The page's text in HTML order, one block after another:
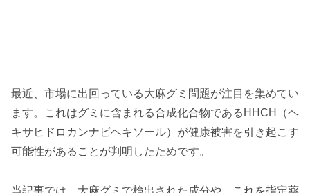
最近、市場に出回っている大麻グミ問題が注目を集めてい
ます。これはグミに含まれる合成化合物であるHHCH（ヘ
キサヒドロカンナビヘキソール）が健康被害を引き起こす
可能性があることが判明したためです。
当記事では、大麻グミで検出された成分や、これを指定薬